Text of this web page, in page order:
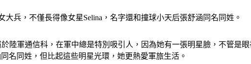
兵，不僅長得像女星Selina，名字還和撞球小天后張舒涵同名同姓。
陸軍通信科，在軍中總是特別吸引人，因為她有一張明星臉，不管是
名同姓，但比起這些明星光環，她更熱愛軍旅生活。